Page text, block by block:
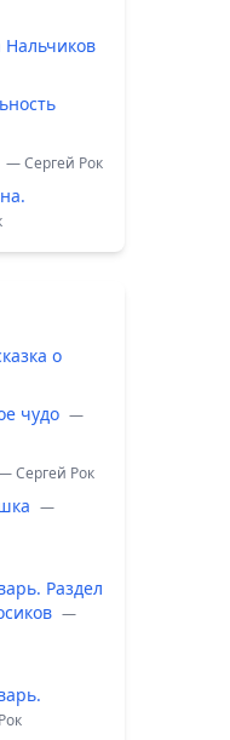
Нальчиков
— Сергей Рок
о
чудо —
Сергей Рок
—
Раздел
—